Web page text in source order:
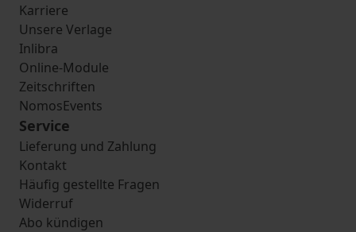
Karriere
Unsere Verlage
Inlibra
Online-Module
Zeitschriften
NomosEvents
Service
Lieferung und Zahlung
Kontakt
Häufig gestellte Fragen
Widerruf
Abo kündigen